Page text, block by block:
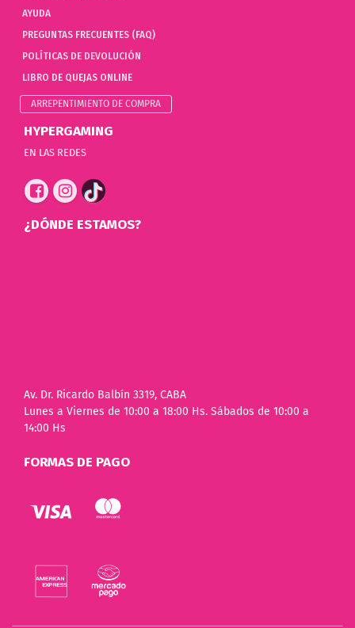
AYUDA
PREGUNTAS FRECUENTES (FAQ)
POLÍTICAS DE DEVOLUCIÓN
LIBRO DE QUEJAS ONLINE
ARREPENTIMIENTO DE COMPRA
HYPERGAMING
EN LAS REDES
¿DÓNDE ESTAMOS?
Av. Dr. Ricardo Balbín 3319, CABA
Lunes a Viernes de 10:00 a 18:00 Hs. Sábados de 10:00 a
14:00 Hs
FORMAS DE PAGO